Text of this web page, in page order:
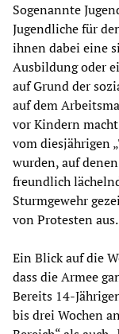
Sogenannte
Jugendliche für
ihnen dabei eine
Ausbildung oder
auf Grund der
auf dem
vor Kindern
vom diesjährigen
wurden, auf
freundlich
Sturmgewehr
von Protesten aus.
Ein Blick auf die
dass die Armee
Bereits 14-
bis drei Wochen